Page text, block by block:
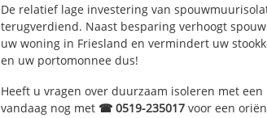
De relatief lage investering van
terugverdiend. Naast besparing verhoogt
uw woning in Friesland en vermindert uw
en uw portomonnee dus!
Heeft u vragen over duurzaam isoleren met een
vandaag nog met ☎ 0519-235017 voor een